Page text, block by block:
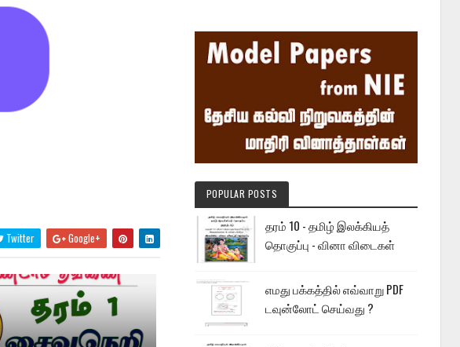
Twitter Google+
POPULAR POSTS
தரம் 10 - தமிழ் இலக்கியத்
தொகுப்பு - வினா விடைகள்
எமது பக்கத்தில் எவ்வாறு PDF
டவுன்லோட் செய்வது ?